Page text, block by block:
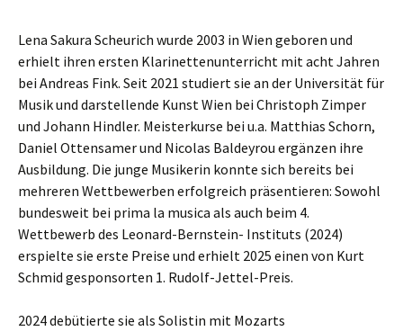
Lena Sakura Scheurich wurde 2003 in Wien geboren und
erhielt ihren ersten Klarinettenunterricht mit acht Jahren
bei Andreas Fink. Seit 2021 studiert sie an der Universität für
Musik und darstellende Kunst Wien bei Christoph Zimper
und Johann Hindler. Meisterkurse bei u.a. Matthias Schorn,
Daniel Ottensamer und Nicolas Baldeyrou ergänzen ihre
Ausbildung. Die junge Musikerin konnte sich bereits bei
mehreren Wettbewerben erfolgreich präsentieren: Sowohl
bundesweit bei prima la musica als auch beim 4.
Wettbewerb des Leonard-Bernstein- Instituts (2024)
erspielte sie erste Preise und erhielt 2025 einen von Kurt
Schmid gesponsorten 1. Rudolf-Jettel-Preis.
2024 debütierte sie als Solistin mit Mozarts